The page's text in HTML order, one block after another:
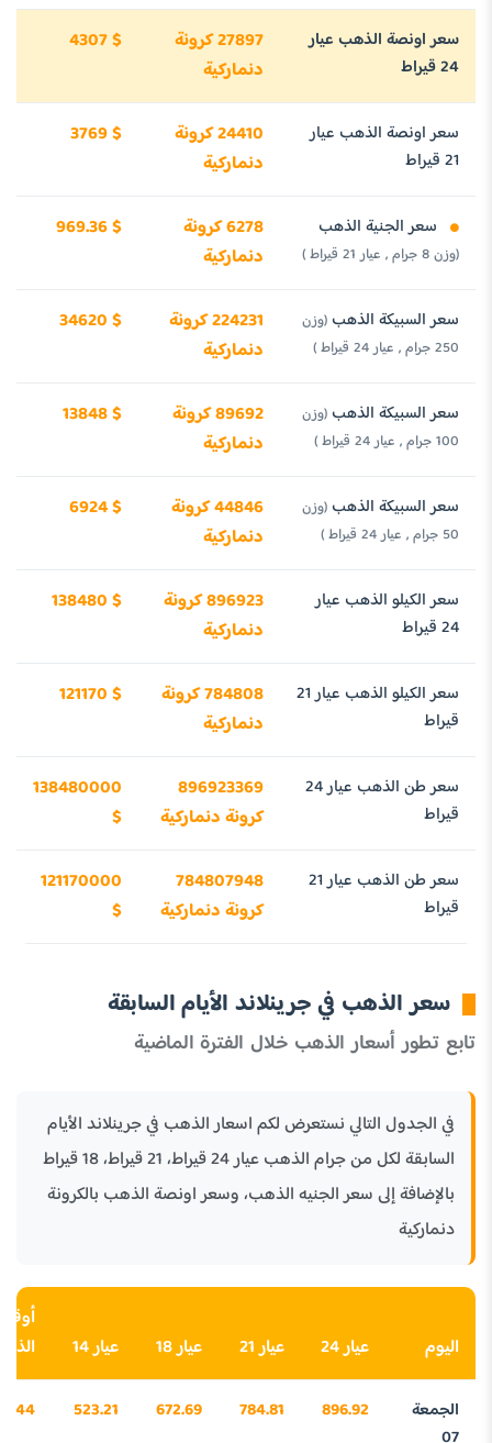
سعر اونصة الذهب عيار
24 قيراط
27897 كرونة
دنماركية
4307 $
سعر اونصة الذهب عيار
21 قيراط
24410 كرونة
دنماركية
3769 $
سعر الجنية الذهب
(وزن 8 جرام , عيار 21 قيراط )
6278 كرونة
دنماركية
969.36 $
سعر السبيكة الذهب (وزن
250 جرام , عيار 24 قيراط )
224231 كرونة
دنماركية
34620 $
سعر السبيكة الذهب (وزن
100 جرام , عيار 24 قيراط )
89692 كرونة
دنماركية
13848 $
سعر السبيكة الذهب (وزن
50 جرام , عيار 24 قيراط )
44846 كرونة
دنماركية
6924 $
سعر الكيلو الذهب عيار
24 قيراط
896923 كرونة
دنماركية
138480 $
سعر الكيلو الذهب عيار 21
قيراط
784808 كرونة
دنماركية
121170 $
سعر طن الذهب عيار 24
قيراط
896923369
كرونة دنماركية
138480000
$
سعر طن الذهب عيار 21
قيراط
784807948
كرونة دنماركية
121170000
$
سعر الذهب في جرينلاند الأيام السابقة
تابع تطور أسعار الذهب خلال الفترة الماضية
في الجدول التالي نستعرض لكم اسعار الذهب في جرينلاند الأيام
السابقة لكل من جرام الذهب عيار 24 قيراط، 21 قيراط، 18 قيراط
بالإضافة إلى سعر الجنيه الذهب، وسعر اونصة الذهب بالكرونة
دنماركية
اليوم عيار 24 عيار 21 عيار 18 عيار 14
أوقية
الجمعة
896.92
784.81
672.69
523.21